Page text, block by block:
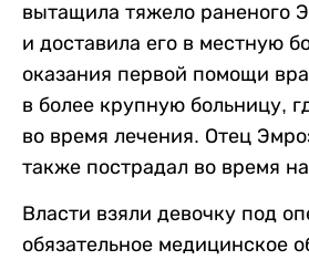
вытащила тяжело раненого
и доставила его в местную
оказания первой помощи
в более крупную больницу,
во время лечения. Отец
также пострадал во время
Власти взяли девочку под
обязательное медицинское